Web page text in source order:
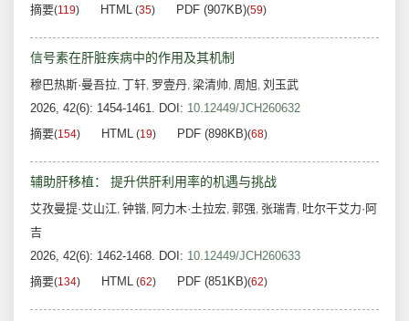
摘要(119) HTML (35) PDF (907KB)(59)
信号素在肝脏疾病中的作用及其机制
穆巴热斯·曼吾拉, 丁轩, 罗壹丹, 梁清帅, 周旭, 刘玉武
2026, 42(6): 1454-1461. DOI: 10.12449/JCH260632
摘要(154) HTML (19) PDF (898KB)(68)
辅助肝移植： 提升供肝利用率的机遇与挑战
艾孜曼提·艾山江, 钟锴, 阿力木·土拉宏, 郭强, 张瑞青, 吐尔干艾力·阿
吉
2026, 42(6): 1462-1468. DOI: 10.12449/JCH260633
摘要(134) HTML (62) PDF (851KB)(62)